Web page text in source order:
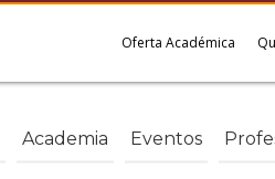
Oferta Académica
Academia Eventos